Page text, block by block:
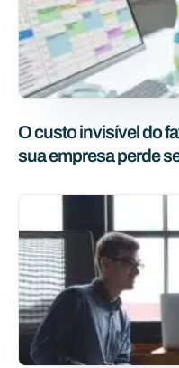
O custo invisível do
sua empresa perde